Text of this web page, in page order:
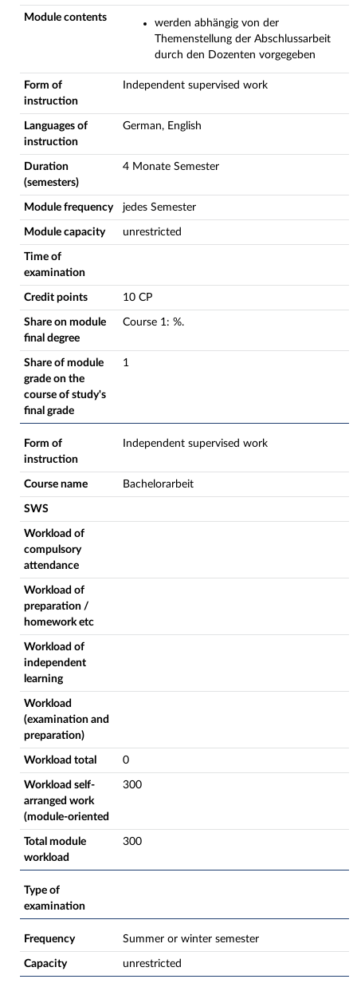
Module contents
werden abhängig von der
Themenstellung der Abschlussarbeit
durch den Dozenten vorgegeben
Form of
instruction
Independent supervised work
Languages of
instruction
German, English
Duration
(semesters)
4 Monate Semester
Module frequency jedes Semester
Module capacity unrestricted
Time of
examination
Credit points 10 CP
Share on module
final degree
Course 1: %.
Share of module
grade on the
course of study's
final grade
1
Form of
instruction
Independent supervised work
Course name Bachelorarbeit
SWS
Workload of
compulsory
attendance
Workload of
preparation /
homework etc
Workload of
independent
learning
Workload
(examination and
preparation)
Workload total 0
Workload self-
arranged work
(module-oriented
300
Total module
workload
300
Type of
examination
Frequency Summer or winter semester
Capacity unrestricted